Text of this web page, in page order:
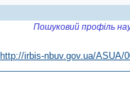
Пошуковий профіль
http://irbis-nbuv.gov.ua/ASUA/